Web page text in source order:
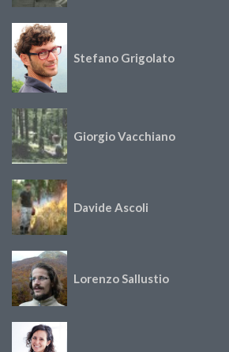
Stefano Grigolato
Giorgio Vacchiano
Davide Ascoli
Lorenzo Sallustio